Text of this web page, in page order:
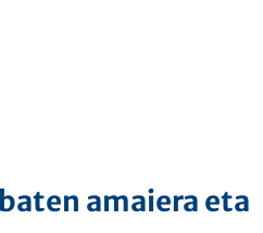
amaiera eta